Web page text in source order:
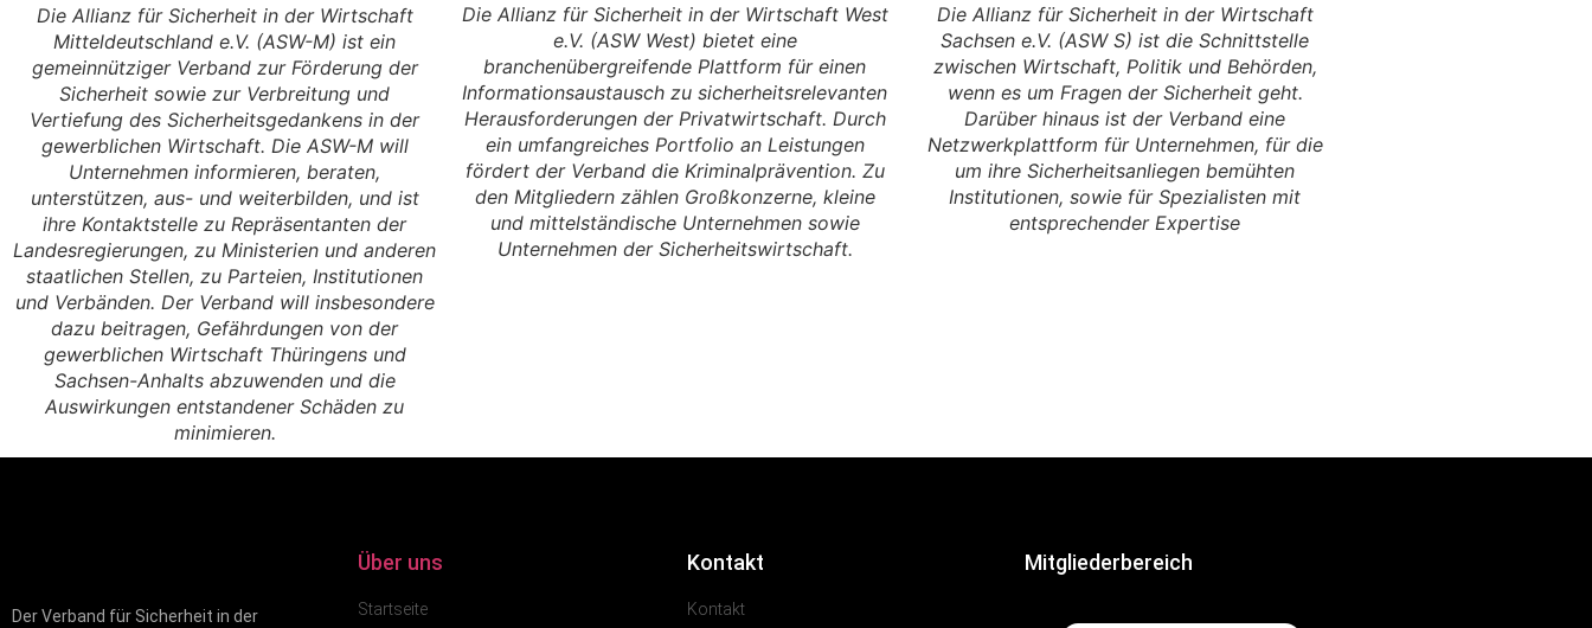
Die Allianz für Sicherheit in der Wirtschaft
Mitteldeutschland e.V. (ASW-M) ist ein
gemeinnütziger Verband zur Förderung der
Sicherheit sowie zur Verbreitung und
Vertiefung des Sicherheitsgedankens in der
gewerblichen Wirtschaft. Die ASW-M will
Unternehmen informieren, beraten,
unterstützen, aus- und weiterbilden, und ist
ihre Kontaktstelle zu Repräsentanten der
Landesregierungen, zu Ministerien und anderen
staatlichen Stellen, zu Parteien, Institutionen
und Verbänden. Der Verband will insbesondere
dazu beitragen, Gefährdungen von der
gewerblichen Wirtschaft Thüringens und
Sachsen-Anhalts abzuwenden und die
Auswirkungen entstandener Schäden zu
minimieren.
Die Allianz für Sicherheit in der Wirtschaft West
e.V. (ASW West) bietet eine
branchenübergreifende Plattform für einen
Informationsaustausch zu sicherheitsrelevanten
Herausforderungen der Privatwirtschaft. Durch
ein umfangreiches Portfolio an Leistungen
fördert der Verband die Kriminalprävention. Zu
den Mitgliedern zählen Großkonzerne, kleine
und mittelständische Unternehmen sowie
Unternehmen der Sicherheitswirtschaft.
Die Allianz für Sicherheit in der Wirtschaft
Sachsen e.V. (ASW S) ist die Schnittstelle
zwischen Wirtschaft, Politik und Behörden,
wenn es um Fragen der Sicherheit geht.
Darüber hinaus ist der Verband eine
Netzwerkplattform für Unternehmen, für die
um ihre Sicherheitsanliegen bemühten
Institutionen, sowie für Spezialisten mit
entsprechender Expertise
Der Verband für Sicherheit in der
Über uns
Startseite
Kontakt
Kontakt
Mitgliederbereich